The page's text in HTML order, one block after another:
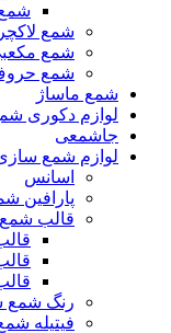
شمع
شمع
شمع
شمع
شمع ماساژ
لوازم دکوری
جاشمعی
لوازم شمع
اسانس
پارافین
قالب
رنگ شمع
فیتیله